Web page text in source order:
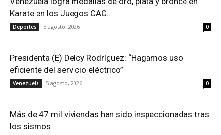
Karate en los Juegos CAC...
Deportes 5 agosto, 2026 0
Presidenta (E) Delcy Rodríguez: “Hagamos uso
eficiente del servicio eléctrico”
Venezuela 5 agosto, 2026 0
Más de 47 mil viviendas han sido inspeccionadas tras
los sismos